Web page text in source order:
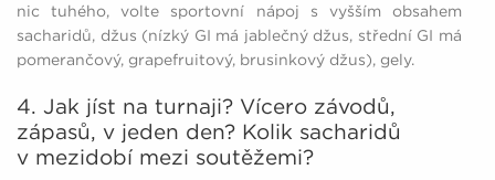
nic tuhého, volte sportovní nápoj s vyšším obsahem
sacharidů, džus (nízký GI má jablečný džus, střední GI má
pomerančový, grapefruitový, brusinkový džus), gely.
4. Jak jíst na turnaji? Vícero závodů,
zápasů, v jeden den? Kolik sacharidů
v mezidobí mezi soutěžemi?